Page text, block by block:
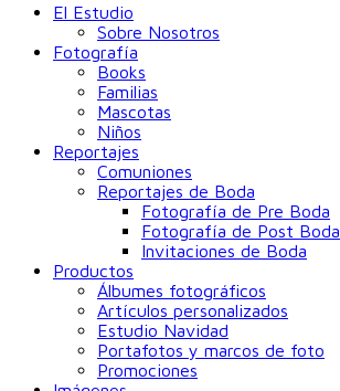
El Estudio
Sobre Nosotros
Fotografía
Books
Familias
Mascotas
Niños
Reportajes
Comuniones
Reportajes de Boda
Fotografía de Pre Boda
Fotografía de Post Boda
Invitaciones de Boda
Productos
Álbumes fotográficos
Artículos personalizados
Estudio Navidad
Portafotos y marcos de foto
Promociones